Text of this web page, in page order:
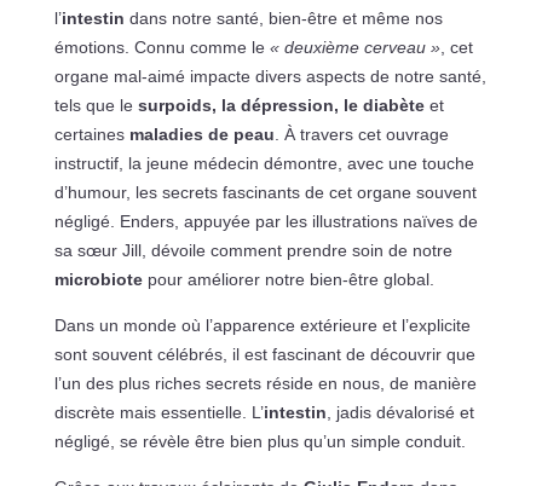
l’intestin dans notre santé, bien-être et même nos
émotions. Connu comme le « deuxième cerveau », cet
organe mal-aimé impacte divers aspects de notre santé,
tels que le surpoids, la dépression, le diabèteet
certaines maladies de peau . À travers cet ouvrage
instructif, la jeune médecin démontre, avec une touche
d’humour, les secrets fascinants de cet organe souvent
négligé. Enders, appuyée par les illustrations naïves de
sa sœur Jill, dévoile comment prendre soin de notre
microbiotepour améliorer notre bien-être global.
Dans un monde où l’apparence extérieure et l’explicite
sont souvent célébrés, il est fascinant de découvrir que
l’un des plus riches secrets réside en nous, de manière
discrète mais essentielle. L’intestin , jadis dévalorisé et
négligé, se révèle être bien plus qu’un simple conduit.